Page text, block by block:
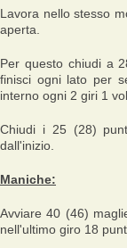
Lavora nello stesso
aperta.
Per questo chiudi a
finisci ogni lato per
interno ogni 2 giri 1
Chiudi i 25 (28)
dall'inizio.
Maniche:
Avviare 40 (46)
nell'ultimo giro 18